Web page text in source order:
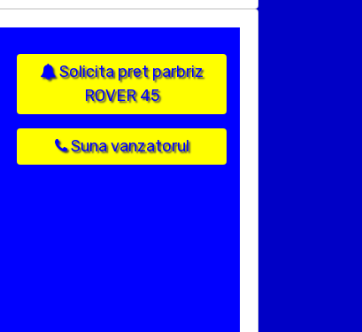
Solicita pret parbriz
ROVER 45
Suna vanzatorul